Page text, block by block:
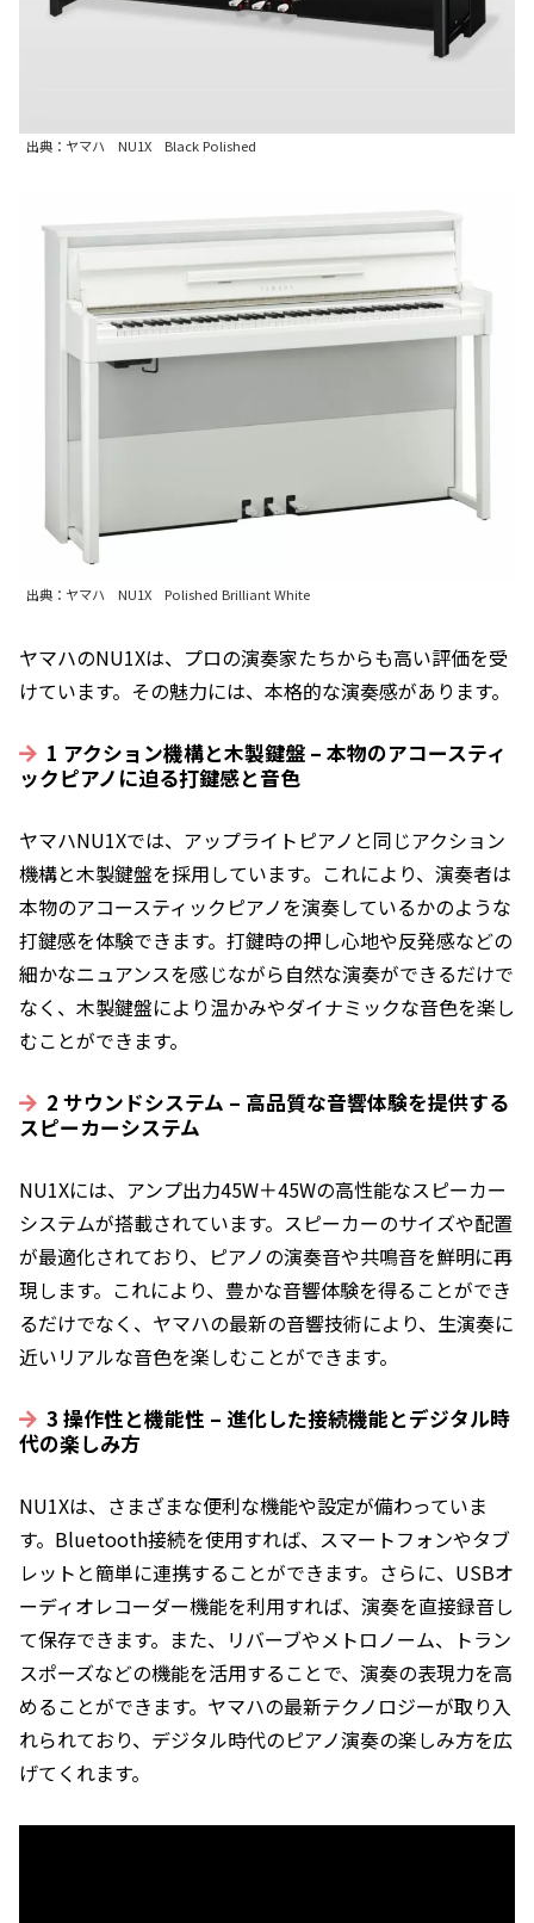
出典：ヤマハ NU1X Black Polished
出典：ヤマハ NU1X Polished Brilliant White
ヤマハのNU1Xは、プロの演奏家たちからも高い評価を受
けています。その魅力には、本格的な演奏感があります。
1 アクション機構と木製鍵盤 – 本物のアコースティ
ックピアノに迫る打鍵感と音色
ヤマハNU1Xでは、アップライトピアノと同じアクション
機構と木製鍵盤を採用しています。これにより、演奏者は
本物のアコースティックピアノを演奏しているかのような
打鍵感を体験できます。打鍵時の押し心地や反発感などの
細かなニュアンスを感じながら自然な演奏ができるだけで
なく、木製鍵盤により温かみやダイナミックな音色を楽し
むことができます。
2 サウンドシステム – 高品質な音響体験を提供する
スピーカーシステム
NU1Xには、アンプ出力45W＋45Wの高性能なスピーカー
システムが搭載されています。スピーカーのサイズや配置
が最適化されており、ピアノの演奏音や共鳴音を鮮明に再
現します。これにより、豊かな音響体験を得ることができ
るだけでなく、ヤマハの最新の音響技術により、生演奏に
近いリアルな音色を楽しむことができます。
3 操作性と機能性 – 進化した接続機能とデジタル時
代の楽しみ方
NU1Xは、さまざまな便利な機能や設定が備わっていま
す。Bluetooth接続を使用すれば、スマートフォンやタブ
レットと簡単に連携することができます。さらに、USBオ
ーディオレコーダー機能を利用すれば、演奏を直接録音し
て保存できます。また、リバーブやメトロノーム、トラン
スポーズなどの機能を活用することで、演奏の表現力を高
めることができます。ヤマハの最新テクノロジーが取り入
れられており、デジタル時代のピアノ演奏の楽しみ方を広
げてくれます。